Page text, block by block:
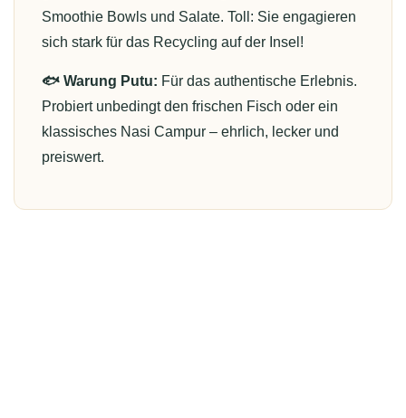
Smoothie Bowls und Salate. Toll: Sie engagieren
sich stark für das Recycling auf der Insel!
🐟 Warung Putu: Für das authentische Erlebnis.
Probiert unbedingt den frischen Fisch oder ein
klassisches Nasi Campur – ehrlich, lecker und
preiswert.